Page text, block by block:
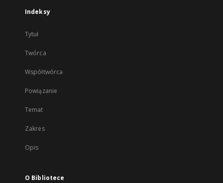
Indeksy
Tytuł
Twórca
Współtwórca
Powiązanie
Temat
Zakres
Opis
O Bibliotece